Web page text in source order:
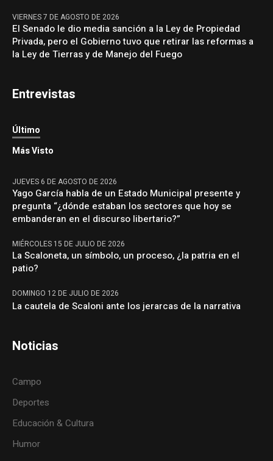
VIERNES 7 DE AGOSTO DE 2026
El Senado le dio media sanción a la Ley de Propiedad
Privada, pero el Gobierno tuvo que retirar las reformas a
la Ley de Tierras y de Manejo del Fuego
Entrevistas
Último
Más Visto
JUEVES 6 DE AGOSTO DE 2026
Yago García habla de un Estado Municipal presente y
pregunta “¿dónde estaban los sectores que hoy se
embanderan en el discurso libertario?”
MIÉRCOLES 15 DE JULIO DE 2026
La Scaloneta, un símbolo, un proceso, ¿la patria en el
patio?
DOMINGO 12 DE JULIO DE 2026
La cautela de Scaloni ante los jerarcas de la narrativa
Noticias
Campo
Deportes
Educación & Cultura
Humor